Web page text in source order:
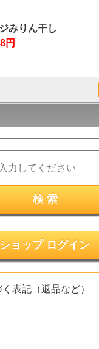
みりん干し
円
ショップ ログイン
表記（返品など）